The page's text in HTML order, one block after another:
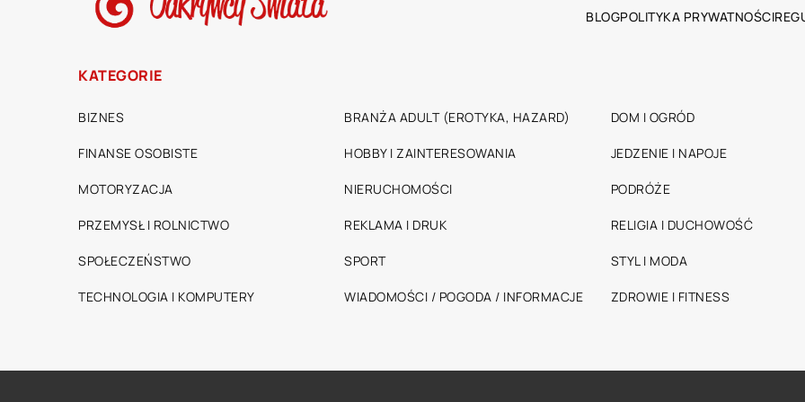
BLOGPOLITYKA PRYWATNOŚCI
KATEGORIE
BIZNES BRANŻA ADULT (EROTYKA, HAZARD) DOM I OGRÓD
FINANSE OSOBISTE HOBBY I ZAINTERESOWANIA JEDZENIE I NAPOJE
MOTORYZACJA NIERUCHOMOŚCI PODRÓŻE
PRZEMYSŁ I ROLNICTWO REKLAMA I DRUK RELIGIA I DUCHOWOŚĆ
SPOŁECZEŃSTWO SPORT STYL I MODA
TECHNOLOGIA I KOMPUTERY WIADOMOŚCI / POGODA / INFORMACJE ZDROWIE I FITNESS